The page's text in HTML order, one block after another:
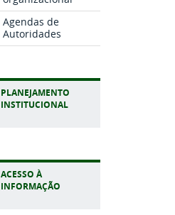
Agendas de
Autoridades
PLANEJAMENTO
INSTITUCIONAL
ACESSO À
INFORMAÇÃO